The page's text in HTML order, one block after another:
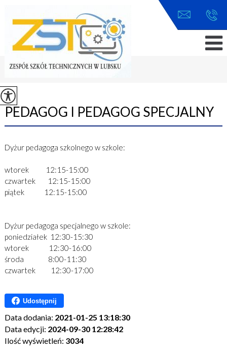
Jesteś tutaj:Home > Uczeń > Dla uczniów
PEDAGOG I PEDAGOG SPECJALNY
Dyżur pedagoga szkolnego w szkole:
wtorek 12:15-15:00
czwartek 12:15-15:00
piątek 12:15-15:00
Dyżur pedagoga specjalnego w szkole:
poniedziałek 12:30-15:30
wtorek 12:30-16:00
środa 8:00-11:30
czwartek 12:30-17:00
Udostępnij
Data dodania: 2021-01-25 13:18:30
Data edycji: 2024-09-30 12:28:42
Ilość wyświetleń: 3034